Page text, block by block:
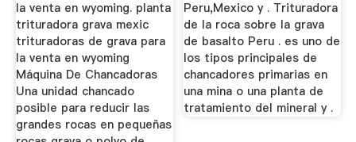
la venta en wyoming. planta
trituradora grava mexic
trituradoras de grava para
la venta en wyoming
Máquina De Chancadoras
Una unidad chancado
posible para reducir las
grandes rocas en pequeñas
Peru,Mexico y . Trituradora
de la roca sobre la grava
de basalto Peru . es uno de
los tipos principales de
chancadores primarias en
una mina o una planta de
tratamiento del mineral y .